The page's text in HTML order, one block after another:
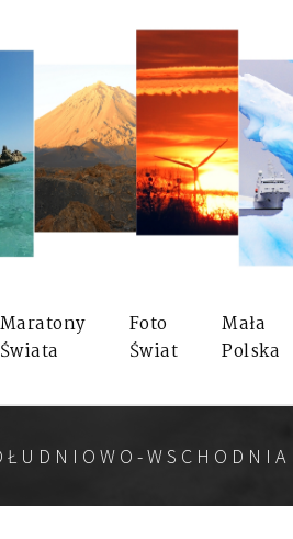
Maratony
Świata
Foto
Świat
Mała
Polska
WSCHODNIA